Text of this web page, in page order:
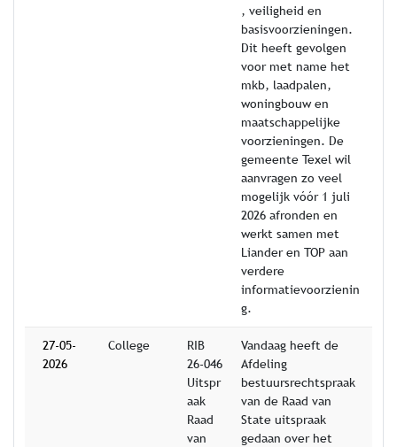
, veiligheid en
basisvoorzieningen.
Dit heeft gevolgen
voor met name het
mkb, laadpalen,
woningbouw en
maatschappelijke
voorzieningen. De
gemeente Texel wil
aanvragen zo veel
mogelijk vóór 1 juli
2026 afronden en
werkt samen met
Liander en TOP aan
verdere
informatievoorzienin
g.
27-05-
2026
College
RIB
26-046
Uitspr
aak
Raad
van
Vandaag heeft de
Afdeling
bestuursrechtspraak
van de Raad van
State uitspraak
gedaan over het